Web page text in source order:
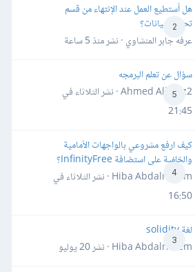
2
هل أستطيع العمل عند الإنتهاء من قسم
تحليل البيانات؟
عرفه جابر المنشاوي · نشرمنذ 5 ساعة
5
سؤال عن تعلم البرمجه
Ahmed Alhafiz2 · نشر
الثلاثاء في
21:45
4
كيف ارفع مشروعي بالواجهات الأمامية
والخلفية على استضافة InfinityFree؟
Hiba Abdalrheem · نشر
الثلاثاء في
16:50
3
لغة solidity
Hiba Abdalrheem · نشر
20 يوليو